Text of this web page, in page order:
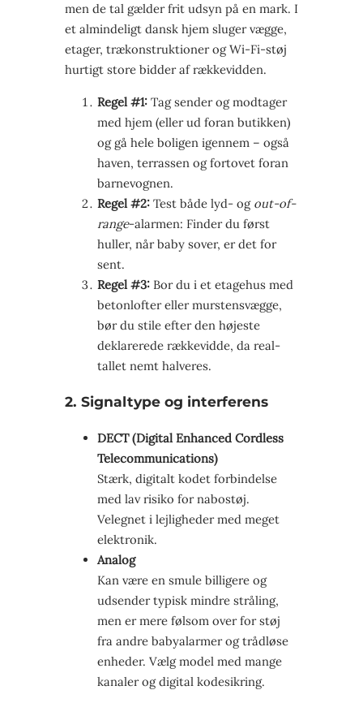
men de tal gælder frit udsyn på en mark. I
et almindeligt dansk hjem sluger vægge,
etager, trækonstruktioner og Wi-Fi-støj
hurtigt store bidder af rækkevidden.
Regel #1: Tag sender og modtager
med hjem (eller ud foran butikken)
og gå hele boligen igennem – også
haven, terrassen og fortovet foran
barnevognen.
Regel #2: Test både lyd- og out-of-
range-alarmen: Finder du først
huller, når baby sover, er det for
sent.
Regel #3: Bor du i et etagehus med
betonlofter eller murstensvægge,
bør du stile efter den højeste
deklarerede rækkevidde, da real-
tallet nemt halveres.
2. Signaltype og interferens
DECT (Digital Enhanced Cordless
Telecommunications)
Stærk, digitalt kodet forbindelse
med lav risiko for nabostøj.
Velegnet i lejligheder med meget
elektronik.
Analog
Kan være en smule billigere og
udsender typisk mindre stråling,
men er mere følsom over for støj
fra andre babyalarmer og trådløse
enheder. Vælg model med mange
kanaler og digital kodesikring.